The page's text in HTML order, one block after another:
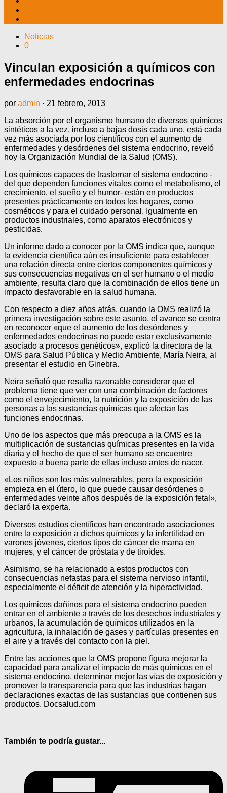
Noticias
0
Vinculan exposición a químicos con
enfermedades endocrinas
por admin · 21 febrero, 2013
La absorción por el organismo humano de diversos químicos
sintéticos a la vez, incluso a bajas dosis cada uno, está cada
vez más asociada por los científicos con el aumento de
enfermedades y desórdenes del sistema endocrino, reveló
hoy la Organización Mundial de la Salud (OMS).
Los químicos capaces de trastornar el sistema endocrino -
del que dependen funciones vitales como el metabolismo, el
crecimiento, el sueño y el humor- están en productos
presentes prácticamente en todos los hogares, como
cosméticos y para el cuidado personal. Igualmente en
productos industriales, como aparatos electrónicos y
pesticidas.
Un informe dado a conocer por la OMS indica que, aunque
la evidencia científica aún es insuficiente para establecer
una relación directa entre ciertos componentes químicos y
sus consecuencias negativas en el ser humano o el medio
ambiente, resulta claro que la combinación de ellos tiene un
impacto desfavorable en la salud humana.
Con respecto a diez años atrás, cuando la OMS realizó la
primera investigación sobre este asunto, el avance se centra
en reconocer «que el aumento de los desórdenes y
enfermedades endocrinas no puede estar exclusivamente
asociado a procesos genéticos», explicó la directora de la
OMS para Salud Pública y Medio Ambiente, María Neira, al
presentar el estudio en Ginebra.
Neira señaló que resulta razonable considerar que el
problema tiene que ver con una combinación de factores
como el envejecimiento, la nutrición y la exposición de las
personas a las sustancias químicas que afectan las
funciones endocrinas.
Uno de los aspectos que más preocupa a la OMS es la
multiplicación de sustancias químicas presentes en la vida
diaria y el hecho de que el ser humano se encuentre
expuesto a buena parte de ellas incluso antes de nacer.
«Los niños son los más vulnerables, pero la exposición
empieza en el útero, lo que puede causar desórdenes o
enfermedades veinte años después de la exposición fetal»,
declaró la experta.
Diversos estudios científicos han encontrado asociaciones
entre la exposición a dichos químicos y la infertilidad en
varones jóvenes, ciertos tipos de cáncer de mama en
mujeres, y el cáncer de próstata y de tiroides.
Asimismo, se ha relacionado a estos productos con
consecuencias nefastas para el sistema nervioso infantil,
especialmente el déficit de atención y la hiperactividad.
Los químicos dañinos para el sistema endocrino pueden
entrar en el ambiente a través de los desechos industriales y
urbanos, la acumulación de químicos utilizados en la
agricultura, la inhalación de gases y partículas presentes en
el aire y a través del contacto con la piel.
Entre las acciones que la OMS propone figura mejorar la
capacidad para analizar el impacto de más químicos en el
sistema endocrino, determinar mejor las vías de exposición y
promover la transparencia para que las industrias hagan
declaraciones exactas de las sustancias que contienen sus
productos. Docsalud.com
También te podría gustar...